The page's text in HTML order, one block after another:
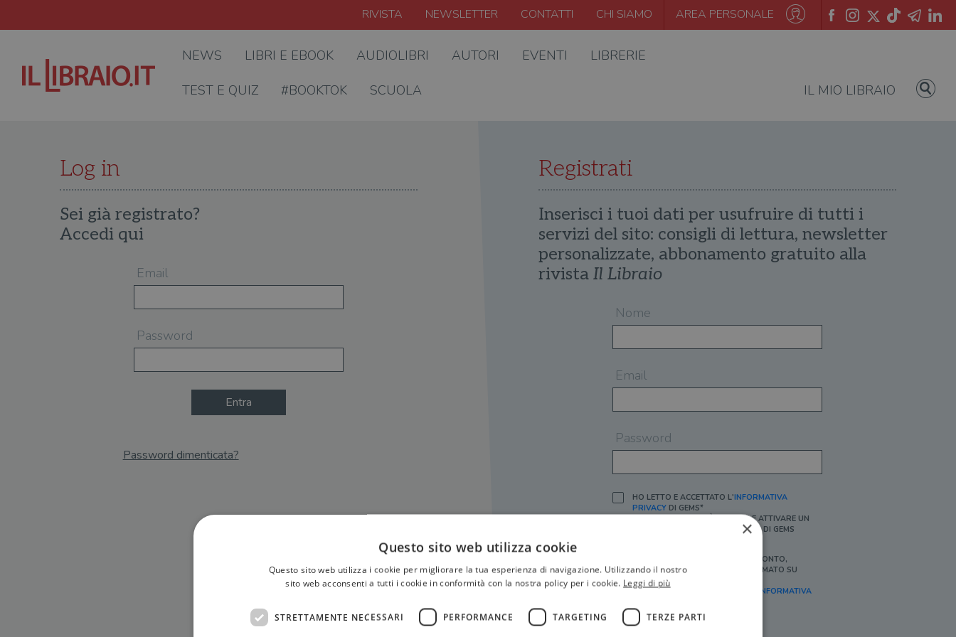
RIVISTA NEWSLETTER CONTATTI CHI SIAMO AREA PERSONALE
NEWS LIBRI E EBOOK AUDIOLIBRI AUTORI EVENTI LIBRERIE
TEST E QUIZ #BOOKTOK SCUOLA IL MIO LIBRAIO
Log in
Sei già registrato?
Accedi qui
Email
Password
Entra
Password dimenticata?
Registrati
Inserisci i tuoi dati per usufruire di tutti i
servizi del sito: consigli di lettura, newsletter
personalizzate, abbonamento gratuito alla
rivista Il Libraio
Nome
Email
Password
HO LETTO E ACCETTATO L'INFORMATIVA
PRIVACYDI GEMS*
IN MANCANZA NON È POSSIBILE ATTIVARE UN
ACCOUNT E/O RICEVERE I SERVIZI DI GEMS
SÌ, DESIDERO RICEVERE BUONI SCONTO,
OFFERTE SPECIALI, ESSERE INFORMATO SU
PROMOZIONI E NOVITÀ.
[FINALITÀ MARKETING, ART.2 (E),
INFORMATIVA
×
Questo sito web utilizza cookie
Questo sito web utilizza i cookie per migliorare la tua esperienza di navigazione. Utilizzando il nostro
sito web acconsenti a tutti i cookie in conformità con la nostra policy per i cookie. Leggi di più
STRETTAMENTE NECESSARI PERFORMANCE TARGETING TERZE PARTI